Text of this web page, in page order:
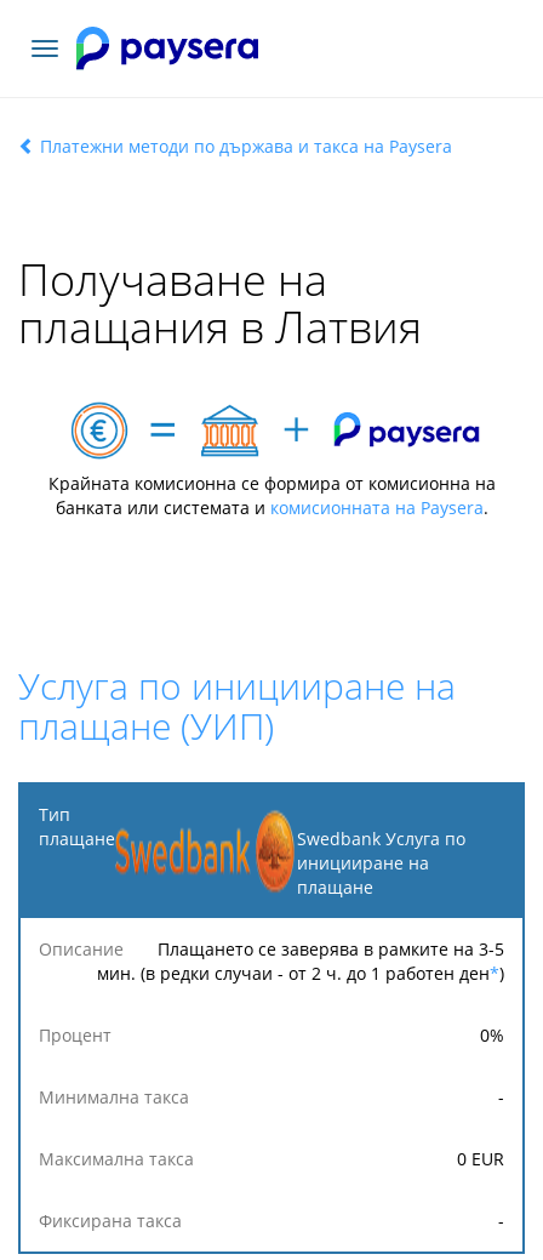
Включване
Платежни методи по държава и такса на Paysera
Получаване на
плащания в Латвия
Крайната комисионна се формира от комисионна на
банката или системата и комисионната на Paysera.
Услуга по иницииране на
плащане (УИП)
Тип
плащане
Минимална
такса
такса
Swedbank Услуга по
иницииране на
плащане
Плащането се заверява в рамките на 3-5
мин. (в редки случаи - от 2 ч. до 1 работен ден*)
0%
-
0 EUR
-